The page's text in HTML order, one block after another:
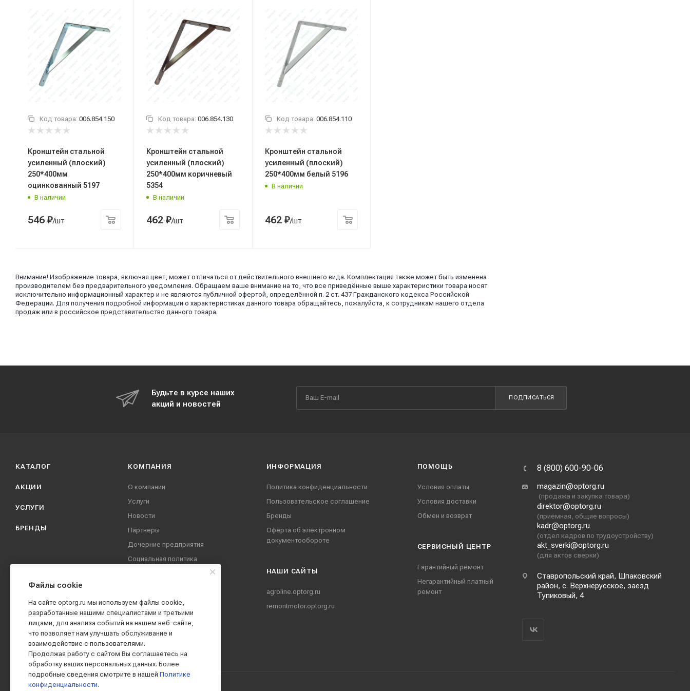
Код товара: 006.854.150
Кронштейн стальной
усиленный (плоский)
250*400мм
оцинкованный 5197
В наличии
546 ₽/шт
Код товара: 006.854.130
Кронштейн стальной
усиленный (плоский)
250*400мм коричневый
5354
В наличии
462₽/шт
Код товара: 006.854.110
Кронштейн стальной
усиленный (плоский)
250*400мм белый 5196
В наличии
462₽/шт
Внимание! Изображение товара, включая цвет, может отличаться от действительного внешнего вида. Комплектация также может быть изменена
производителем без предварительного уведомления. Обращаем ваше внимание на то, что все приведённые выше характеристики товара носят
исключительно информационный характер и не являются публичной офертой, определённой п. 2 ст. 437 Гражданского кодекса Российской
Федерации. Для получения подробной информации о характеристиках данного товара обращайтесь, пожалуйста, к сотрудникам нашего отдела
продаж или в российское представительство данного товара.
Будьте в курсе наших
акций и новостей
ПОДПИСАТЬСЯ
КАТАЛОГ
АКЦИИ
УСЛУГИ
БРЕНДЫ
КОМПАНИЯ
О компании
Услуги
Новости
Партнеры
Дочерние предприятия
Социальная политика
Вакансии
Реквизиты
Контакты
ИНФОРМАЦИЯ
Политика конфиденциальности
Пользовательское соглашение
Бренды
Оферта об электронном
документообороте
НАШИ CАЙТЫ
agroline.optorg.ru
remontmotor.optorg.ru
ПОМОЩЬ
Условия оплаты
Условия доставки
Обмен и возврат
СЕРВИСНЫЙ ЦЕНТР
Гарантийный ремонт
Негарантийный платный
ремонт
8 (800) 600-90-06
magazin@optorg.ru
(продажа и закупка товара)
direktor@optorg.ru
(приёмная, общие вопросы)
kadr@optorg.ru
(отдел кадров по трудоустройству)
akt_sverki@optorg.ru
(для актов сверки)
Ставропольский край, Шпаковский
район, с. Верхнерусское, заезд
Тупиковый, 4
Файлы cookie
На сайте optorg.ru мы используем файлы cookie,
разработанные нашими специалистами и третьими
лицами, для анализа событий на нашем веб-сайте,
что позволяет нам улучшать обслуживание и
взаимодействие с пользователями.
Продолжая работу с сайтом Вы соглашаетесь на
обработку ваших персональных данных. Более
подробные сведения смотрите в нашей Политике
конфиденциальности.